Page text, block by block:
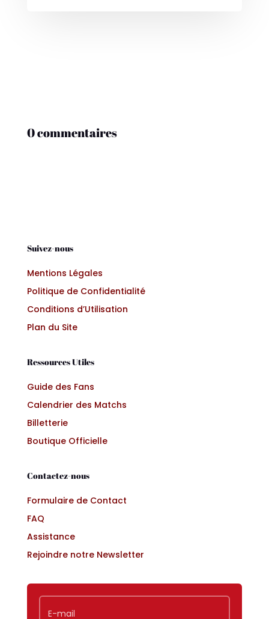
0 commentaires
Suivez-nous
Mentions Légales
Politique de Confidentialité
Conditions d’Utilisation
Plan du Site
Ressources Utiles
Guide des Fans
Calendrier des Matchs
Billetterie
Boutique Officielle
Contactez-nous
Formulaire de Contact
FAQ
Assistance
Rejoindre notre Newsletter